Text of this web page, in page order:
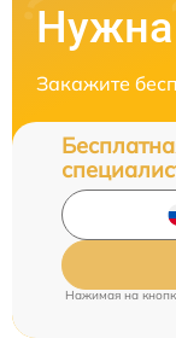
Нужна
Закажите
Нажимая на